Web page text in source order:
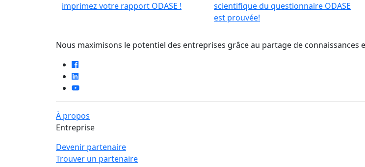
imprimez votre rapport ODASE !
scientifique du questionnaire ODASE
est prouvée!
Nous maximisons le potentiel des entreprises grâce au partage de
À propos
Entreprise
Devenir partenaire
Trouver un partenaire